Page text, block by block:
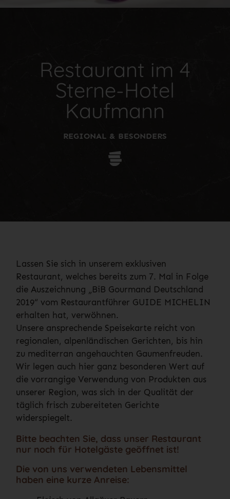
Restaurant im 4
Sterne-Hotel
Kaufmann
REGIONAL & BESONDERS
Lassen Sie sich in unserem exklusiven
Restaurant, welches bereits zum 7. Mal in Folge
die Auszeichnung „BiB Gourmand Deutschland
2019“ vom Restaurantführer GUIDE MICHELIN
erhalten hat, verwöhnen.
Unsere ansprechende Speisekarte reicht von
regionalen, alpenländischen Gerichten, bis hin
zu mediterran angehauchten Gaumenfreuden.
Wir legen auch hier ganz besonderen Wert auf
die vorrangige Verwendung von Produkten aus
unserer Region, was sich in der Qualität der
täglich frisch zubereiteten Gerichte
widerspiegelt.
Bitte beachten Sie, dass unser Restaurant
nur noch für Hotelgäste geöffnet ist!
Die von uns verwendeten Lebensmittel
haben eine kurze Anreise: